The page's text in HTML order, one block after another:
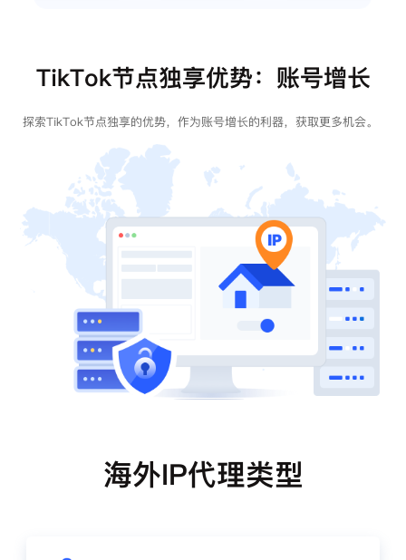
TikTok节点独享优势：账号增长
探索TikTok节点独享的优势，作为账号增长的利器，获取更多机会。
海外IP代理类型